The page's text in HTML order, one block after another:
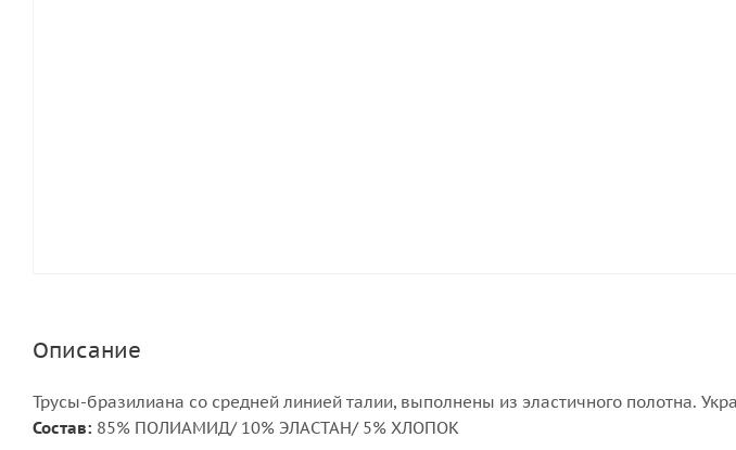
Описание
Трусы-бразилиана со средней линией талии, выполнены из эластичного полотна.
Состав: 85% ПОЛИАМИД/ 10% ЭЛАСТАН/ 5% ХЛОПОК